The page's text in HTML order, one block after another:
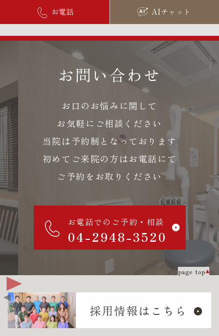
お電話 AIチャット
お問い合わせ
お口のお悩みに関して
お気軽にご相談ください
当院は予約制となっております
初めてご来院の方はお電話にて
ご予約をお取りください
お電話でのご予約・相談
04-2948-3520
page top